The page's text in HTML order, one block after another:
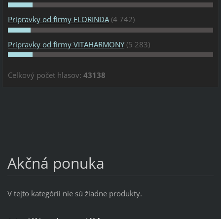
Prípravky od firmy FLORINDA (4 742)
Prípravky od firmy VITAHARMONY (5 283)
Celkový počet hlasov: 43138
Akčná ponuka
V tejto kategórii nie sú žiadne produkty.